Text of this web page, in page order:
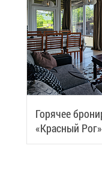
Го­ря­чее
«Крас­ный Рог»